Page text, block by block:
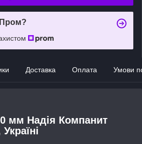
Пром?
Доставка Оплата Умови
мм Надія Компанит